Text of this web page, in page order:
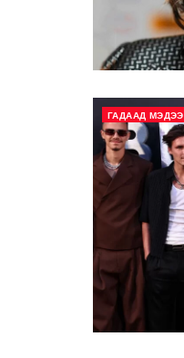
ГАДААД МЭДЭЭ